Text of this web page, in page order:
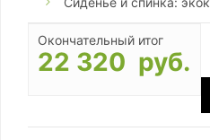
Окончательный итог
22 320 руб.